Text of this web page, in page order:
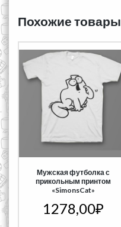
Похожие товары
Мужская футболка с
прикольным принтом
«SimonsCat»
1278,00₽